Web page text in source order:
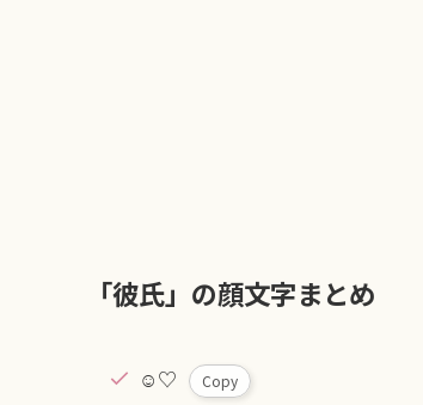
「彼氏」の顔文字まとめ
︎☺︎︎♡ Copy